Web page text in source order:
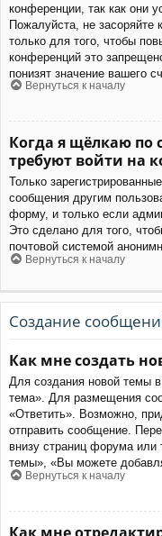
конференции, так как они
Пожалуйста, не
только для того, чтобы
конференций это
понизят значение вашего
Вернуться к началу
Когда я щёлкаю по
требуют войти на
Только
сообщения другим
форму, и только если
Это сделано для того,
почтовой системой
Вернуться к началу
Создание
Как мне создать
Для создания новой темы
тема». Для размещения
«Ответить». Возможно,
отправить сообщение.
внизу страниц форума
темы», «Вы можете
Вернуться к началу